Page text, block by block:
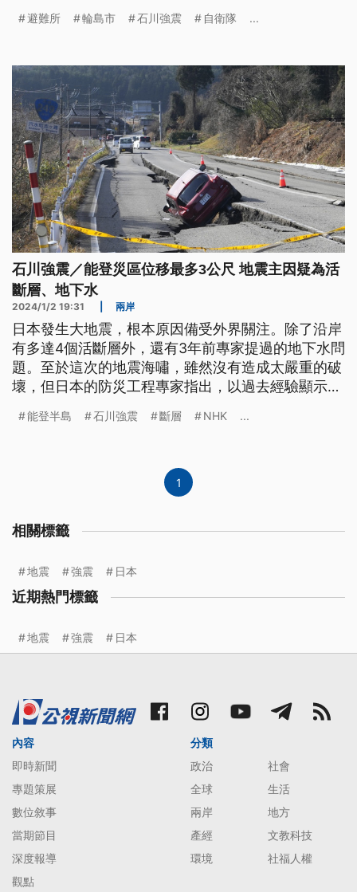
化。
避難所 輪島市 石川強震 自衛隊 ...
石川強震／能登災區位移最多3公尺 地震主因疑為活
斷層、地下水
2024/1/2 19:31 兩岸
日本發生大地震，根本原因備受外界關注。除了沿岸
有多達4個活斷層外，還有3年前專家提過的地下水問
題。至於這次的地震海嘯，雖然沒有造成太嚴重的破
壞，但日本的防災工程專家指出，以過去經驗顯示，
處避難。除此之外，地震也造成能登半島地形出現改
能登半島 石川強震 斷層 NHK ...
1
相關標籤
地震 強震 日本
近期熱門標籤
地震 強震 日本
內容
即時新聞
專題策展
數位敘事
當期節目
深度報導
觀點
分類
政治
社會
全球
生活
兩岸
地方
產經
文教科技
環境
社福人權